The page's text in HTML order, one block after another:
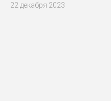
22 декабря 2023